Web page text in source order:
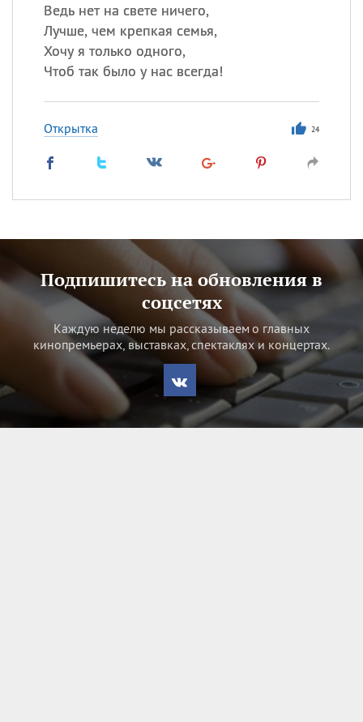
Ведь нет на свете ничего,
Лучше, чем крепкая семья,
Хочу я только одного,
Чтоб так было у нас всегда!
Открытка 24
Подпишитесь на обновления в
соцсетях
Каждую неделю мы рассказываем о главных
кинопремьерах, выставках, спектаклях и концертах.